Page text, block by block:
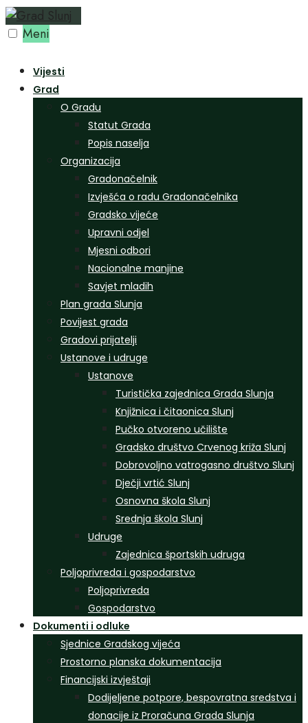
Preskoči
na Meni
Vijesti
Grad
O Gradu
Statut Grada
Popis naselja
Organizacija
Gradonačelnik
Izvješća o radu Gradonačelnika
Gradsko vijeće
Upravni odjel
Mjesni odbori
Nacionalne manjine
Savjet mladih
Plan grada Slunja
Povijest grada
Gradovi prijatelji
Ustanove i udruge
Ustanove
Turistička zajednica Grada Slunja
Knjižnica i čitaonica Slunj
Pučko otvoreno učilište
Gradsko društvo Crvenog križa Slunj
Dobrovoljno vatrogasno društvo Slunj
Dječji vrtić Slunj
Osnovna škola Slunj
Srednja škola Slunj
Udruge
Zajednica športskih udruga
Poljoprivreda i gospodarstvo
Poljoprivreda
Gospodarstvo
Dokumenti i odluke
Sjednice Gradskog vijeća
Prostorno planska dokumentacija
Financijski izvještaji
Dodijeljene potpore, bespovratna sredstva i
donacije iz Proračuna Grada Slunja